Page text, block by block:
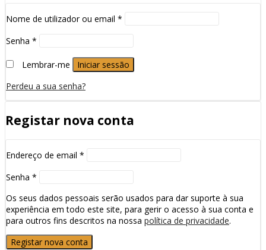
Nome de utilizador ou email *
Senha *
Lembrar-me
Iniciar sessão
Perdeu a sua senha?
Registar nova conta
Endereço de email *
Senha *
Os seus dados pessoais serão usados para dar suporte à sua
experiência em todo este site, para gerir o acesso à sua conta e
para outros fins descritos na nossa política de privacidade.
Registar nova conta